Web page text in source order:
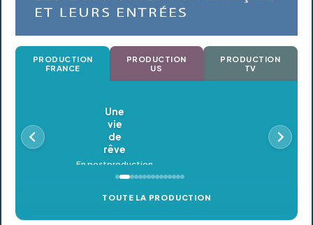
PRODUCTION
FRANCE
PRODUCTION
US
PRODUCTION
TV
Oldeupe
En postproduction
TOUTE LA PRODUCTION